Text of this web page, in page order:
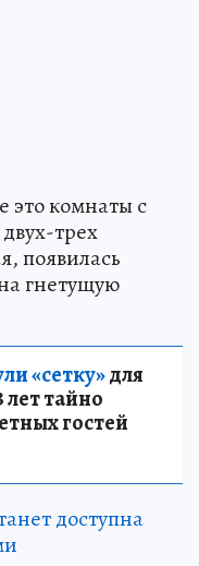
это комнаты с
трех
появилась
гнетущую
«сетку»для
лет тайно
гостей
доступна